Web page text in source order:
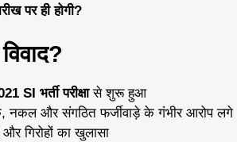
पर ही होगी?
SI भर्ती परीक्षासे शुरू हुआ
नकल और संगठित फर्जीवाड़े के गंभीर आरोप लगे
गिरोहों का खुलासा